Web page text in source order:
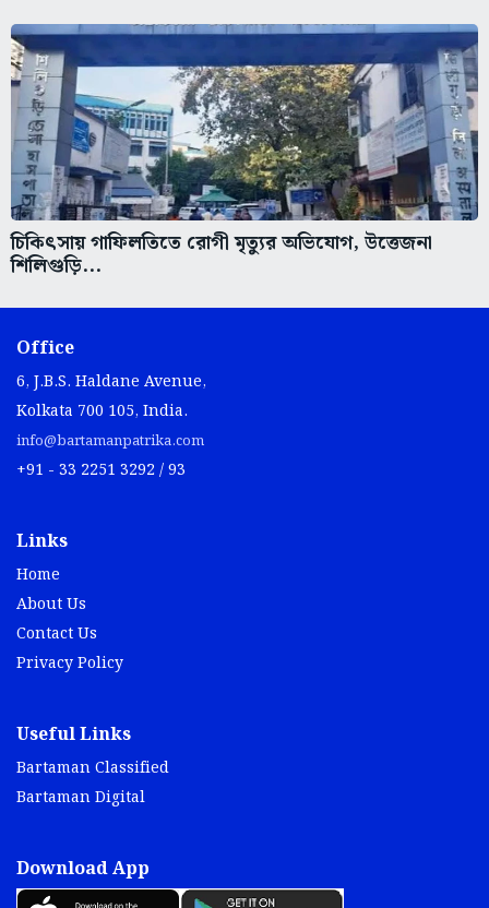
চিকিৎসায় গাফিলতিতে রোগী মৃত্যুর অভিযোগ, উত্তেজনা
শিলিগুড়ি...
Office
6, J.B.S. Haldane Avenue,
Kolkata 700 105, India.
info@bartamanpatrika.com
+91 - 33 2251 3292 / 93
Links
Home
About Us
Contact Us
Privacy Policy
Useful Links
Bartaman Classified
Bartaman Digital
Download App